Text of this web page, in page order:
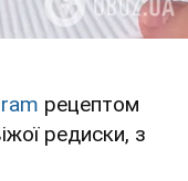
рецептом
редиски, з